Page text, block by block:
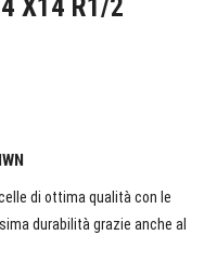
X14 R1/2
di ottima qualità con le
durabilità grazie anche al